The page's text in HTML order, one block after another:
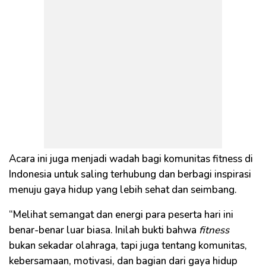
Acara ini juga menjadi wadah bagi komunitas fitness di
Indonesia untuk saling terhubung dan berbagi inspirasi
menuju gaya hidup yang lebih sehat dan seimbang.
“Melihat semangat dan energi para peserta hari ini
benar-benar luar biasa. Inilah bukti bahwa fitness
bukan sekadar olahraga, tapi juga tentang komunitas,
kebersamaan, motivasi, dan bagian dari gaya hidup